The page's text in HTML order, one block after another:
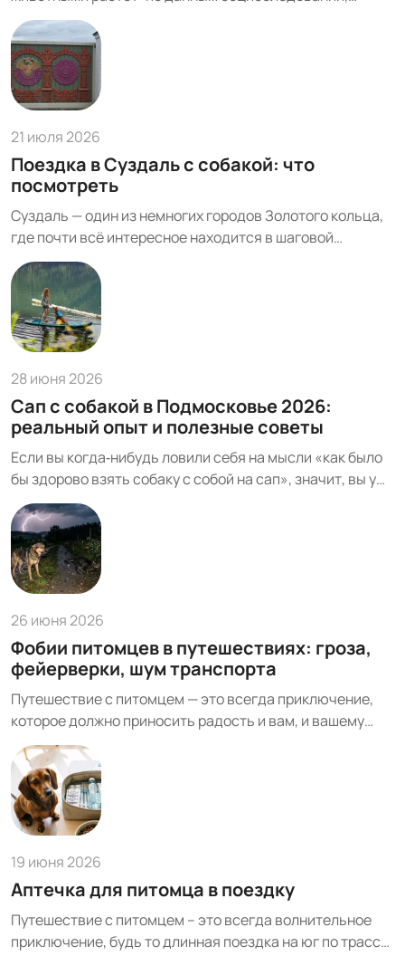
примерно 16–18% россиян регулярно берут питомцев с
собой в поездки, а на рынке появляется все больше
гостиниц, готовых принимать гостей с собаками и
кошками. При этом туристы сталкиваются с ...
21 июля 2026
Поездка в Суздаль с собакой: что
посмотреть
Суздаль — один из немногих городов Золотого кольца,
где почти всё интересное находится в шаговой
доступности. Расстояние от Москвы — около 225-232
км, а время в пути на машине — 3-4 часа по трассе М7
или через М-12 «Восток». Это делает Суздаль
классическим ...
28 июня 2026
Сап с собакой в Подмосковье 2026:
реальный опыт и полезные советы
Если вы когда‑нибудь ловили себя на мысли «как было
бы здорово взять собаку с собой на сап», значит, вы уже
близки к воплощению этой идеи. Мы сами проверили
это на реке Пахра — тихой, красивой и довольно
безопасной для дебюта с питомцем. И теперь делимся
своим опытом и всем, что ...
26 июня 2026
Фобии питомцев в путешествиях: гроза,
фейерверки, шум транспорта
Путешествие с питомцем — это всегда приключение,
которое должно приносить радость и вам, и вашему
четвероногому другу. Однако часто идиллия на отдыхе
может быть нарушена неожиданной реакцией
животного на внешние раздражители. Громкие и резкие
звуки — гроза, фейерверки, шум транспорта ...
19 июня 2026
Аптечка для питомца в поездку
Путешествие с питомцем – это всегда волнительное
приключение, будь то длинная поездка на юг по трассе